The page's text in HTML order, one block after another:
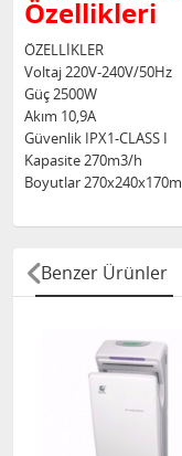
Özellikleri
ÖZELLİKLER
Voltaj 220V-240V/50Hz
Güç 2500W
Akım 10,9A
Güvenlik IPX1-CLASS I
Kapasite 270m3/h
Boyutlar
Benzer Ürünler